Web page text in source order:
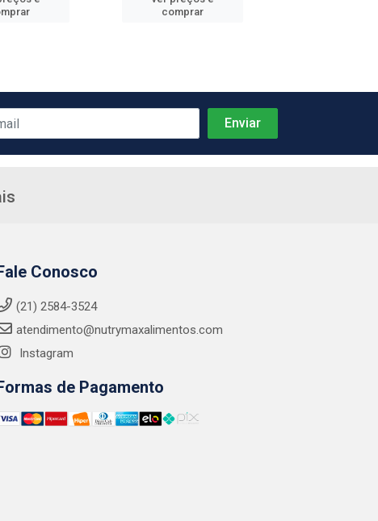
comprar
Conosco
(21) 2584-3524
atendimento@nutrymaxalimentos.com
Instagram
de Pagamento